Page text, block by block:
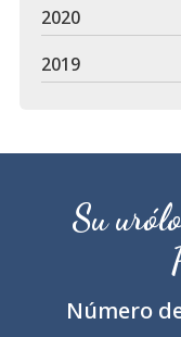
2020
2019
Su
Número